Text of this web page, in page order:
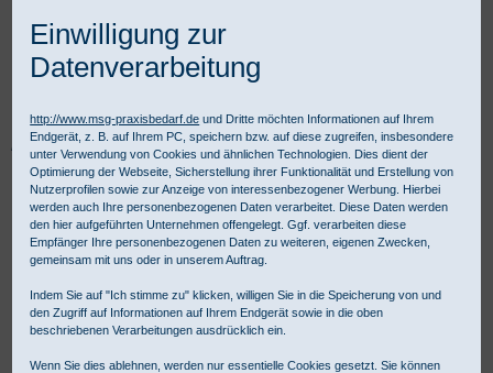
Praxisbedarf Shop Betriebsmedizin
Erste Hilfe im Betrieb
Küche und Verbrennungen
Alumed / aluderm Verbandtuch
Einwilligung zur
Datenverarbeitung
http://www.msg-praxisbedarf.de und Dritte möchten Informationen auf Ihrem
Endgerät, z. B. auf Ihrem PC, speichern bzw. auf diese zugreifen, insbesondere
unter Verwendung von Cookies und ähnlichen Technologien. Dies dient der
Optimierung der Webseite, Sicherstellung ihrer Funktionalität und Erstellung von
Nutzerprofilen sowie zur Anzeige von interessenbezogener Werbung. Hierbei
werden auch Ihre personenbezogenen Daten verarbeitet. Diese Daten werden
den hier aufgeführten Unternehmen offengelegt. Ggf. verarbeiten diese
Empfänger Ihre personenbezogenen Daten zu weiteren, eigenen Zwecken,
gemeinsam mit uns oder in unserem Auftrag.
Indem Sie auf "Ich stimme zu" klicken, willigen Sie in die Speicherung von und
den Zugriff auf Informationen auf Ihrem Endgerät sowie in die oben
beschriebenen Verarbeitungen ausdrücklich ein.
Wenn Sie dies ablehnen, werden nur essentielle Cookies gesetzt. Sie können